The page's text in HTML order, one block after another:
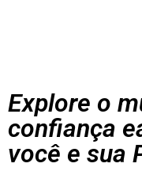
Explore o
confiança
você e sua